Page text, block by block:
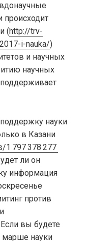
происходит
(http://trv-
i-nauka/)
и научных
научных
поддерживает
науки
в Казани
1 797 378 277
ли он
информация
против
Если вы будете
марше науки